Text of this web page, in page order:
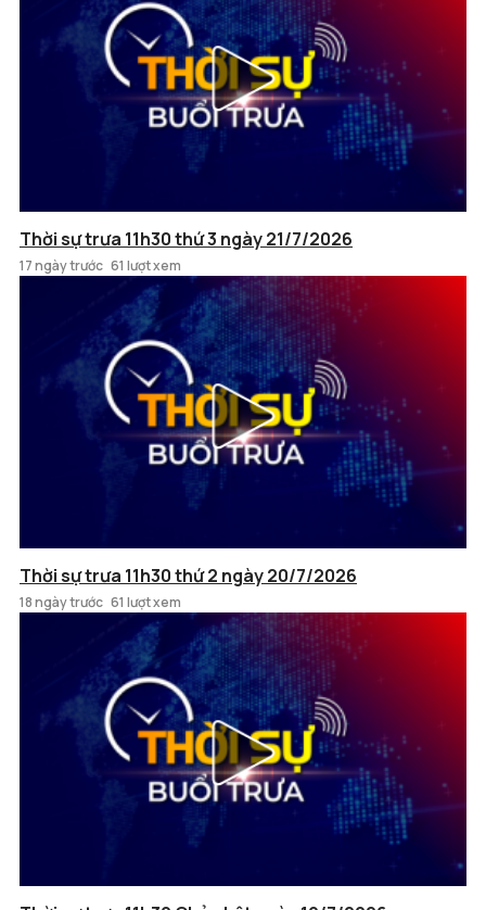
Thời sự trưa 11h30 thứ 3 ngày 21/7/2026
17 ngày trước 61 lượt xem
Thời sự trưa 11h30 thứ 2 ngày 20/7/2026
18 ngày trước 61 lượt xem